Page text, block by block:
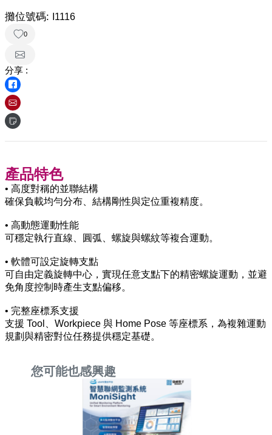
攤位號碼: I1116
0
分享 :
產品特色
• 高度對稱的並聯結構
確保負載均勻分布、結構剛性與定位重複精度。
• 高動態運動性能
可穩定執行直線、圓弧、螺旋與螺紋等複合運動。
• 軟體可設定旋轉支點
可自由定義旋轉中心，實現任意支點下的精密螺旋運動，並避
免角度控制時產生支點偏移。
• 完整座標系支援
支援 Tool、Workpiece 與 Home Pose 等座標系，為複雜運動
規劃與精密對位任務提供穩定基礎。
您可能也感興趣